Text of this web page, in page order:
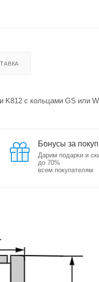
с кольцами GS или
Бонусы за
Дарим подарки и
до 70%
всем покупателям